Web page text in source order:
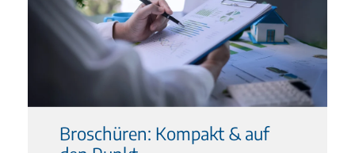
Broschüren: Kompakt & auf